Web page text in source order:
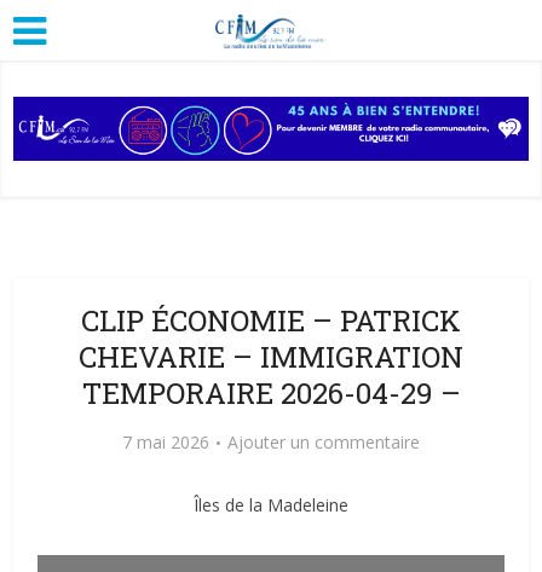
CLIP ÉCONOMIE – PATRICK
CHEVARIE – IMMIGRATION
TEMPORAIRE 2026-04-29 –
7 mai 2026 Ajouter un commentaire
Îles de la Madeleine